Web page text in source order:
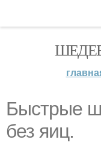
Быстрые
без яиц.